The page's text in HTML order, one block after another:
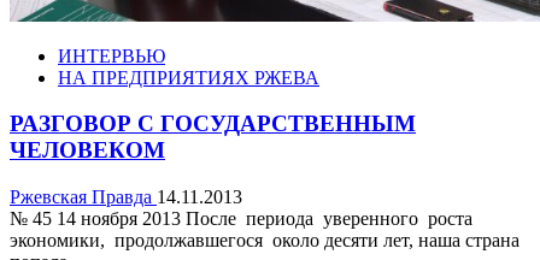
ИНТЕРВЬЮ
НА ПРЕДПРИЯТИЯХ РЖЕВА
РАЗГОВОР С ГОСУДАРСТВЕННЫМ
ЧЕЛОВЕКОМ
Ржевская Правда 14.11.2013
№ 45 14 ноября 2013 После периода уверенного роста
экономики, продолжавшегося около десяти лет, наша страна